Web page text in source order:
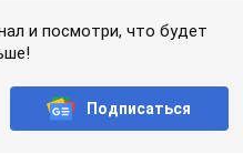
и посмотри, что будет
Подписаться